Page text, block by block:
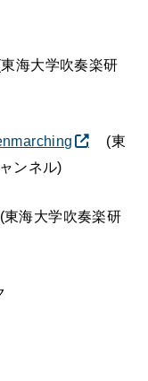
海大学吹奏楽研
(東
ンネル)
海大学吹奏楽研